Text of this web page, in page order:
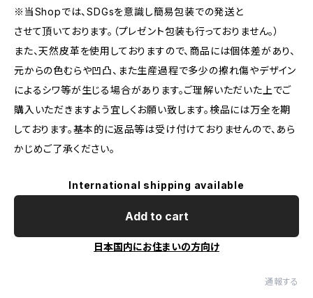
※当Shopでは、SDGsを意識し簡易包装での発送と
させて頂いております。（プレゼント包装も行っておりません。）
また、天然皮革を使用しておりますので、商品には個体差があり、
元からの色むらや凹凸、また生産過程で多少の擦れ傷やデザイン
によるシワ等が生じる場合があります。ご理解いただいた上でご
購入いただきますよう宜しくお願い致します。検品には万全を期
しております。基本的に返品等は受け付けておりませんので、あら
かじめご了承ください。
International shipping available
Add to cart
日本国内にお住まいの方向け
通報する